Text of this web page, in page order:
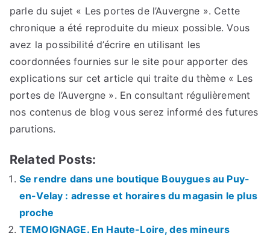
parle du sujet « Les portes de l’Auvergne ». Cette
chronique a été reproduite du mieux possible. Vous
avez la possibilité d’écrire en utilisant les
coordonnées fournies sur le site pour apporter des
explications sur cet article qui traite du thème « Les
portes de l’Auvergne ». En consultant régulièrement
nos contenus de blog vous serez informé des futures
parutions.
Related Posts:
Se rendre dans une boutique Bouygues au Puy-
en-Velay : adresse et horaires du magasin le plus
proche
TEMOIGNAGE. En Haute-Loire, des mineurs